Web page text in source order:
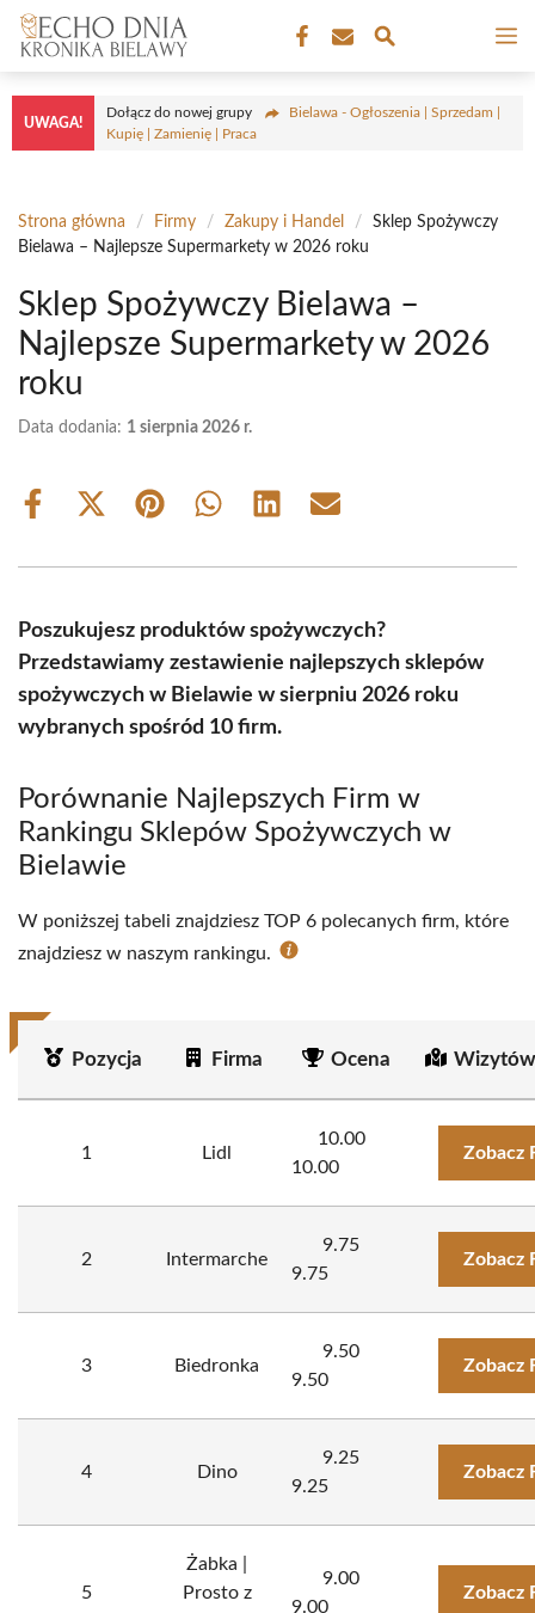
Przejdź
treści
UWAGA!
Dołącz do nowej grupy
Bielawa - Ogłoszenia | Sprzedam |
Kupię | Zamienię | Praca
Strona główna / Firmy / Zakupy i Handel /
Sklep Spożywczy
Bielawa – Najlepsze Supermarkety w 2026 roku
Sklep Spożywczy Bielawa –
Najlepsze Supermarkety w 2026
roku
Data dodania: 1 sierpnia 2026 r.
Share
Share
(Twitter)
Share Share Share Share
Poszukujesz produktów spożywczych?
Przedstawiamy zestawienie najlepszych sklepów
spożywczych w Bielawie w sierpniu 2026 roku
wybranych spośród 10 firm.
Porównanie Najlepszych Firm w
Rankingu Sklepów Spożywczych w
Bielawie
W poniższej tabeli znajdziesz TOP 6 polecanych firm, które
znajdziesz w naszym rankingu.
Pozycja Firma Ocena
1 Lidl
10.00
10.00
Zobacz
2 Intermarche
9.75
9.75
Zobacz
3 Biedronka
9.50
9.50
Zobacz
4 Dino
9.25
9.25
Zobacz
5
Żabka |
Prosto z
9.00
9.00
Zobacz